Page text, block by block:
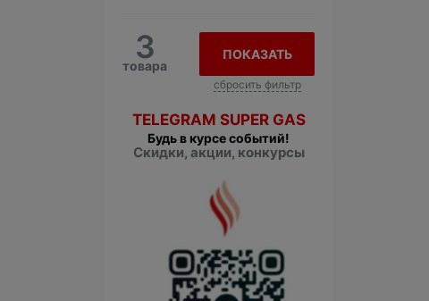
3
товара
ПОКАЗАТЬ
сбросить фильтр
TELEGRAM SUPER GAS
Будь в курсе событий!
Скидки, акции, конкурсы